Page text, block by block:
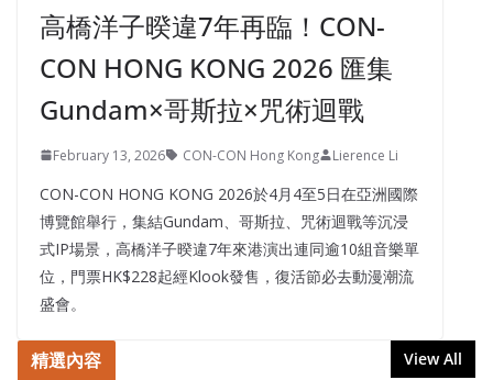
高橋洋子暌違7年再臨！CON-
CON HONG KONG 2026 匯集
Gundam×哥斯拉×咒術迴戰
February 13, 2026 CON-CON Hong Kong Lierence Li
CON-CON HONG KONG 2026於4月4至5日在亞洲國際
博覽館舉行，集結Gundam、哥斯拉、咒術迴戰等沉浸
式IP場景，高橋洋子暌違7年來港演出連同逾10組音樂單
位，門票HK$228起經Klook發售，復活節必去動漫潮流
盛會。
精選內容 View All